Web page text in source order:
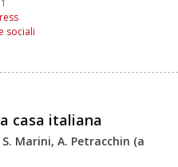
sociali
casa italiana
Marini, A. Petracchin (a